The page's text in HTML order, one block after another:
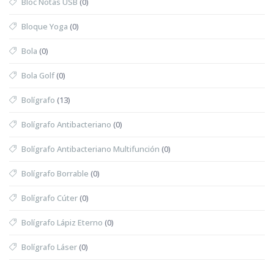
Bloque Yoga (0)
Bola (0)
Bola Golf(0)
Bolígrafo (13)
Bolígrafo Antibacteriano (0)
Bolígrafo Antibacteriano Multifunción (0)
Bolígrafo Borrable (0)
Bolígrafo Cúter(0)
Bolígrafo Lápiz Eterno (0)
Bolígrafo Láser(0)